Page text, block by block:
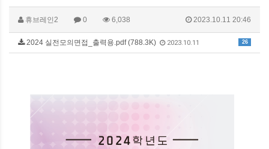
휴브레인2 0 6,038 2023.10.11 20:46
26
2024 실전모의면접_출력용.pdf (788.3K) 2023.10.11